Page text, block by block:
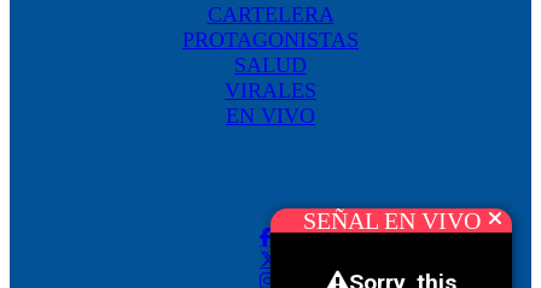
SEÑAL EN VIVO
CARTELERA
PROTAGONISTAS
SALUD
VIRALES
EN VIVO